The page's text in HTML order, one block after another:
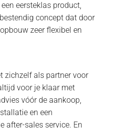
eersteklas product,
concept dat door
zeer flexibel en
zichzelf als partner voor
voor je klaar met
vóór de aankoop,
en een
after-sales service. En